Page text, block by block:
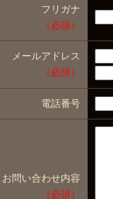
フリガナ
（必須）
メールアドレス
（必須）
電話番号
お問い合わせ内容
（必須）